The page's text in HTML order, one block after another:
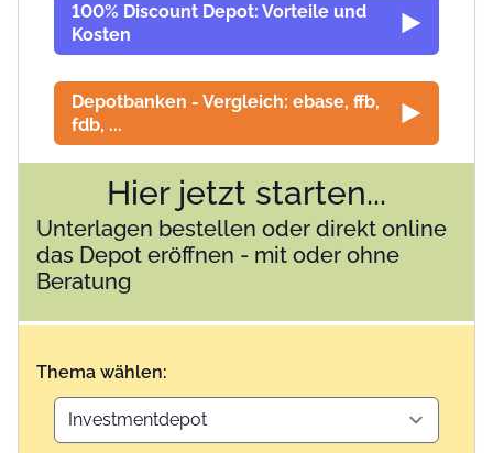
100% Discount Depot: Vorteile und
Kosten
Depotbanken - Vergleich: ebase, ffb,
fdb, ...
Hier jetzt starten...
Unterlagen bestellen oder direkt online
das Depot eröffnen - mit oder ohne
Beratung
Thema wählen: